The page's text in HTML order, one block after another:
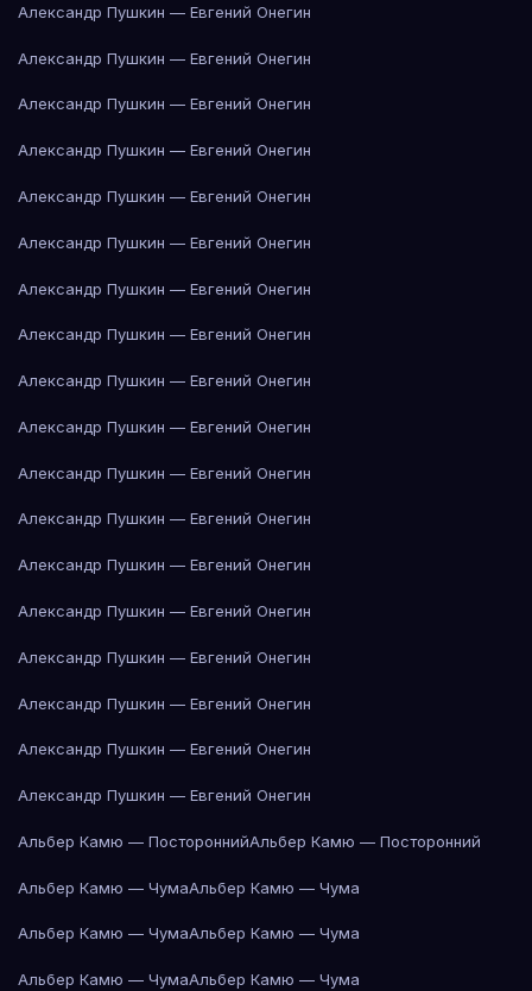
Александр Пушкин — Евгений Онегин
Александр Пушкин — Евгений Онегин
Александр Пушкин — Евгений Онегин
Александр Пушкин — Евгений Онегин
Александр Пушкин — Евгений Онегин
Александр Пушкин — Евгений Онегин
Александр Пушкин — Евгений Онегин
Александр Пушкин — Евгений Онегин
Александр Пушкин — Евгений Онегин
Александр Пушкин — Евгений Онегин
Александр Пушкин — Евгений Онегин
Александр Пушкин — Евгений Онегин
Александр Пушкин — Евгений Онегин
Александр Пушкин — Евгений Онегин
Александр Пушкин — Евгений Онегин
Александр Пушкин — Евгений Онегин
Александр Пушкин — Евгений Онегин
Александр Пушкин — Евгений Онегин
Альбер Камю — ПостороннийАльбер Камю — Посторонний
Альбер Камю — ЧумаАльбер Камю — Чума
Альбер Камю — ЧумаАльбер Камю — Чума
Альбер Камю — ЧумаАльбер Камю — Чума